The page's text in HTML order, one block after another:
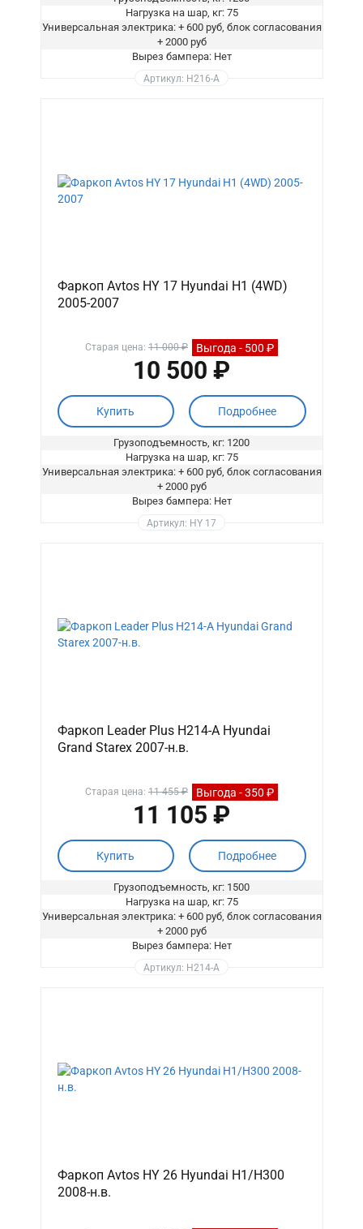
Нагрузка на шар, кг: 75
Универсальная электрика: + 600 руб, блок согласования
+ 2000 руб
Вырез бампера: Нет
Артикул: H216-A
Фаркоп Avtos HY 17 Hyundai H1 (4WD)
2005-2007
Старая цена: 11 000 ₽ Выгода - 500 ₽
10 500 ₽
Купить Подробнее
Грузоподъемность, кг: 1200
Нагрузка на шар, кг: 75
Универсальная электрика: + 600 руб, блок согласования
+ 2000 руб
Вырез бампера: Нет
Артикул: HY 17
Фаркоп Leader Plus H214-A Hyundai
Grand Starex 2007-н.в.
Старая цена: 11 455 ₽ Выгода - 350 ₽
11 105 ₽
Купить Подробнее
Грузоподъемность, кг: 1500
Нагрузка на шар, кг: 75
Универсальная электрика: + 600 руб, блок согласования
+ 2000 руб
Вырез бампера: Нет
Артикул: H214-A
Фаркоп Avtos HY 26 Hyundai H1/H300
2008-н.в.